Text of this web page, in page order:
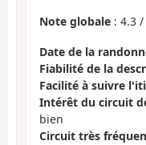
Note globale : 4.3 /
Date de la
Fiabilité de la
Facilité à suivre
Intérêt du circuit
bien
Circuit très